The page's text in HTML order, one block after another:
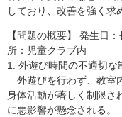
しており、改善を強く求
【問題の概要】 発生日
所：児童クラブ内
1. 外遊び時間の不適切な
外遊びを行わず、教室
身体活動が著しく制限さ
に悪影響が懸念される。